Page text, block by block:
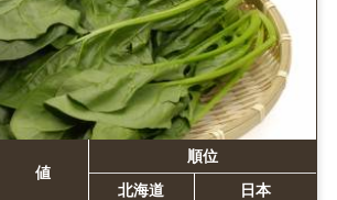
値
順位
北海道
日本